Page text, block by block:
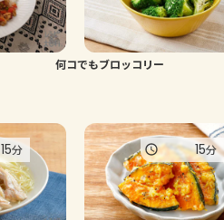
何コでもブロッコリー
15分 15分